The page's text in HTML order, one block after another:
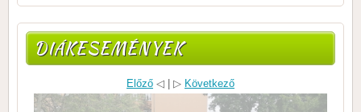
DIÁKESEMÉNYEK
Előző ◁ | ▷ Következő